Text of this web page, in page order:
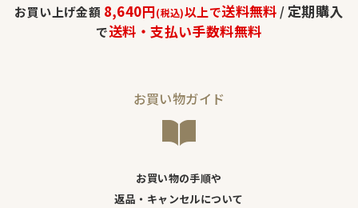
お買い上げ金額 8,640円(税込)以上で送料無料 /定期購入
で送料・支払い手数料無料
お買い物ガイド
お買い物の手順や
返品・キャンセルについて